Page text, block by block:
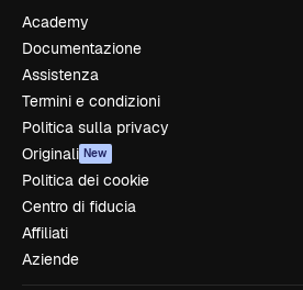
Academy
Documentazione
Assistenza
Termini e condizioni
Politica sulla privacy
Originali New
Politica dei cookie
Centro di fiducia
Affiliati
Aziende